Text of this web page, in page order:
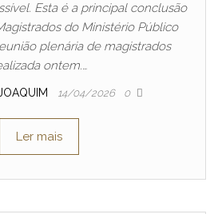
Esta é a principal conclusão
do Ministério Público
plenária de magistrados
ontem.…
14/04/2026 0
Ler mais